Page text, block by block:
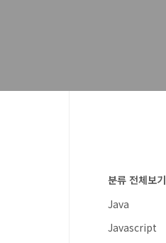
분류 전체보기
Java
Javascript